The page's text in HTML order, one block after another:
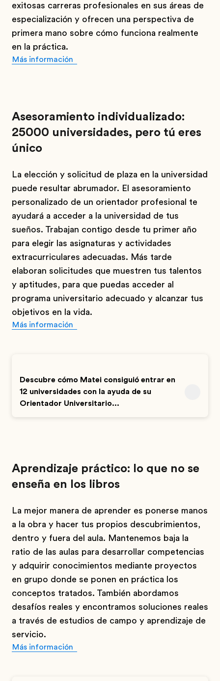
exitosas carreras profesionales en sus áreas de
especialización y ofrecen una perspectiva de
primera mano sobre cómo funciona realmente
en la práctica.
Más información
Asesoramiento individualizado:
25000 universidades, pero tú eres
único
La elección y solicitud de plaza en la universidad
puede resultar abrumador. El asesoramiento
personalizado de un orientador profesional te
ayudará a acceder a la universidad de tus
sueños. Trabajan contigo desde tu primer año
para elegir las asignaturas y actividades
extracurriculares adecuadas. Más tarde
elaboran solicitudes que muestren tus talentos
y aptitudes, para que puedas acceder al
programa universitario adecuado y alcanzar tus
objetivos en la vida.
Más información
Descubre cómo Matei consiguió entrar en
12 universidades con la ayuda de su
Orientador Universitario...
Aprendizaje práctico: lo que no se
enseña en los libros
La mejor manera de aprender es ponerse manos
a la obra y hacer tus propios descubrimientos,
dentro y fuera del aula. Mantenemos baja la
ratio de las aulas para desarrollar competencias
y adquirir conocimientos mediante proyectos
en grupo donde se ponen en práctica los
conceptos tratados. También abordamos
desafíos reales y encontramos soluciones reales
a través de estudios de campo y aprendizaje de
servicio.
Más información